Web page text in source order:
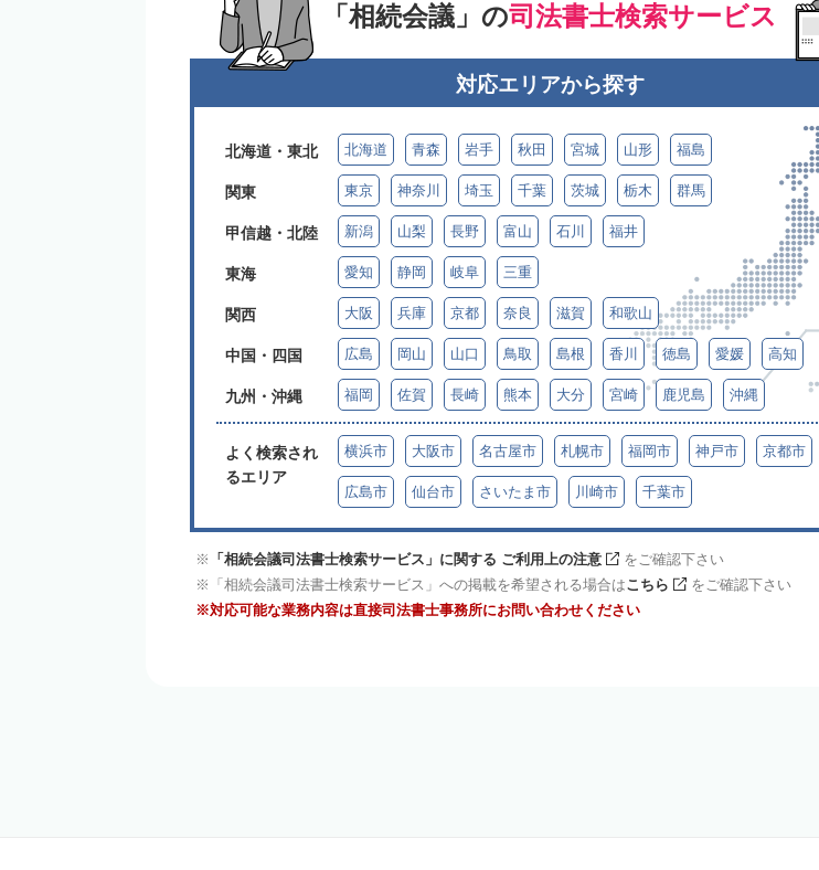
「相続会議」の司法書士検索サービス
対応エリアから探す
北海道・東北 北海道 青森 岩手 秋田 宮城 山形 福島
関東 東京 神奈川 埼玉 千葉 茨城 栃木 群馬
甲信越・北陸 新潟 山梨 長野 富山 石川 福井
東海 愛知 静岡 岐阜 三重
関西 大阪 兵庫 京都 奈良 滋賀 和歌山
中国・四国 広島 岡山 山口 鳥取 島根 香川 徳島 愛媛 高知
九州・沖縄 福岡 佐賀 長崎 熊本 大分 宮崎 鹿児島 沖縄
よく検索され
るエリア
横浜市 大阪市 名古屋市 札幌市 福岡市 神戸市 京都市
広島市 仙台市 さいたま市 川崎市 千葉市
「相続会議司法書士検索サービス」に関する ご利用上の注意
をご確認下さい
「相続会議司法書士検索サービス」への掲載を希望される場合はこちら
をご確認下さい
対応可能な業務内容は直接司法書士事務所にお問い合わせください